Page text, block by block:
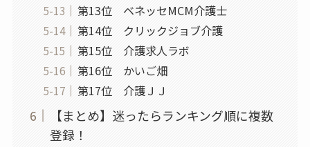
第13位 ベネッセMCM介護士
第14位 クリックジョブ介護
第15位 介護求人ラボ
第16位 かいご畑
第17位 介護ＪＪ
【まとめ】迷ったらランキング順に複数
登録！